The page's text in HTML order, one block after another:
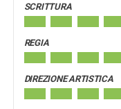
SCRITTURA
REGIA
DIREZIONE ARTISTICA